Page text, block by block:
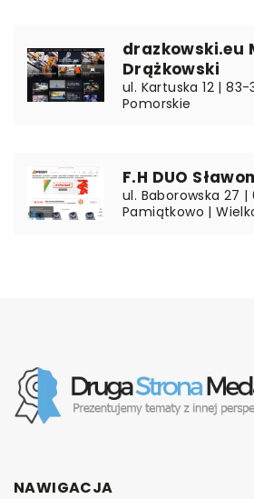
drazkowski.eu
Drążkowski
ul. Kartuska 12 |
Pomorskie
F.H DUO
ul. Baborowska 27 |
Pamiątkowo |
NAWIGACJA